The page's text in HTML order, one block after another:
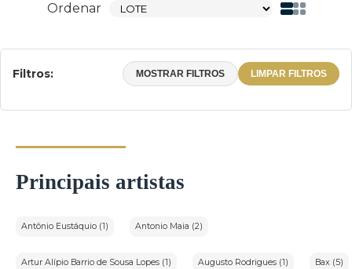
Ordenar
Filtros: MOSTRAR FILTROS LIMPAR FILTROS
Principais artistas
Antônio Eustáquio (1) Antonio Maia (2)
Artur Alípio Barrio de Sousa Lopes (1) Augusto Rodrigues (1) Bax (5)